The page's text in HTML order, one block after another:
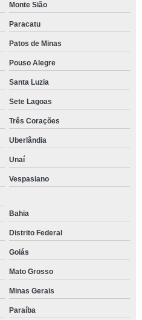
Monte Sião
Paracatu
Patos de Minas
Pouso Alegre
Santa Luzia
Sete Lagoas
Três Corações
Uberlândia
Unaí
Vespasiano
Bahia
Distrito Federal
Goiás
Mato Grosso
Minas Gerais
Paraíba